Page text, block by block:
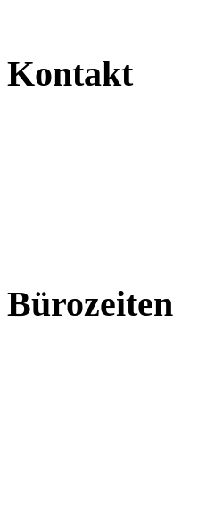
Kontakt
Bürozeiten